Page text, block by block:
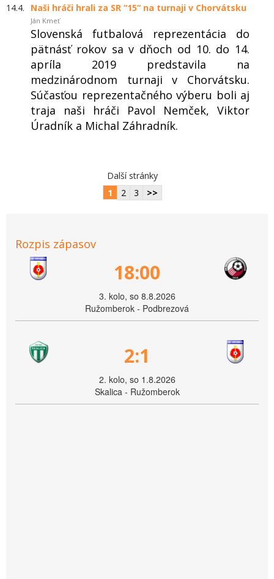
14.4. Naši hráči hrali za SR “15“ na turnaji v Chorvátsku
Ján Kmeť
Slovenská futbalová reprezentácia do
pätnásť rokov sa v dňoch od 10. do 14.
apríla 2019 predstavila na
medzinárodnom turnaji v Chorvátsku.
Súčasťou reprezentačného výberu boli aj
traja naši hráči Pavol Nemček, Viktor
Úradník a Michal Záhradník.
Další stránky
1
2 3 >>
Rozpis zápasov
18:00
3. kolo, so 8.8.2026
Ružomberok - Podbrezová
2:1
2. kolo, so 1.8.2026
Skalica - Ružomberok